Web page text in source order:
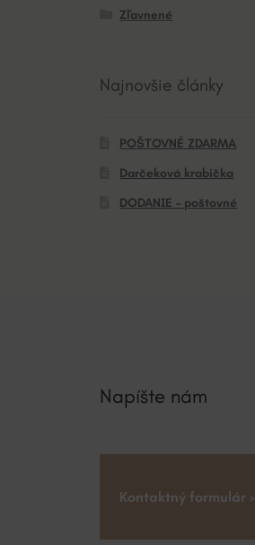
Zľavnené
Najnovšie články
POŠTOVNÉ ZDARMA
Darčeková krabička
DODANIE – poštovné
Napíšte nám
Kontaktný formulár ›